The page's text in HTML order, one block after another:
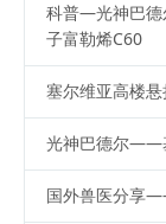
科普—光神巴德
子富勒烯C60
塞尔维亚高楼
光神巴德尔——
国外兽医分享